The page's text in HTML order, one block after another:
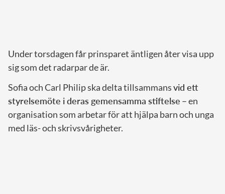
Under torsdagen får prinsparet äntligen åter visa upp
sig som det radarpar de är.
Sofia och Carl Philip ska delta tillsammansvid ett
styrelsemöte i deras gemensamma stiftelse – en
organisation som arbetar för att hjälpa barn och unga
med läs- och skrivsvårigheter.